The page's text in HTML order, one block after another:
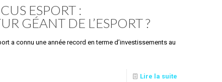
ESPORT :
GÉANT DE L’ESPORT ?
a connu une année record en terme d’investissements au
Lire la suite